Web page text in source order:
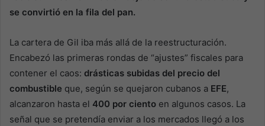
se convirtió en la fila del pan.
La cartera de Gil iba más allá de la reestructuración.
Encabezó las primeras rondas de “ajustes” fiscales para
contener el caos: drásticas subidas del precio del
combustible que, según se quejaron cubanos a EFE,
alcanzaron hasta el 400 por ciento en algunos casos. La
señal que se pretendía enviar a los mercados llegó a los